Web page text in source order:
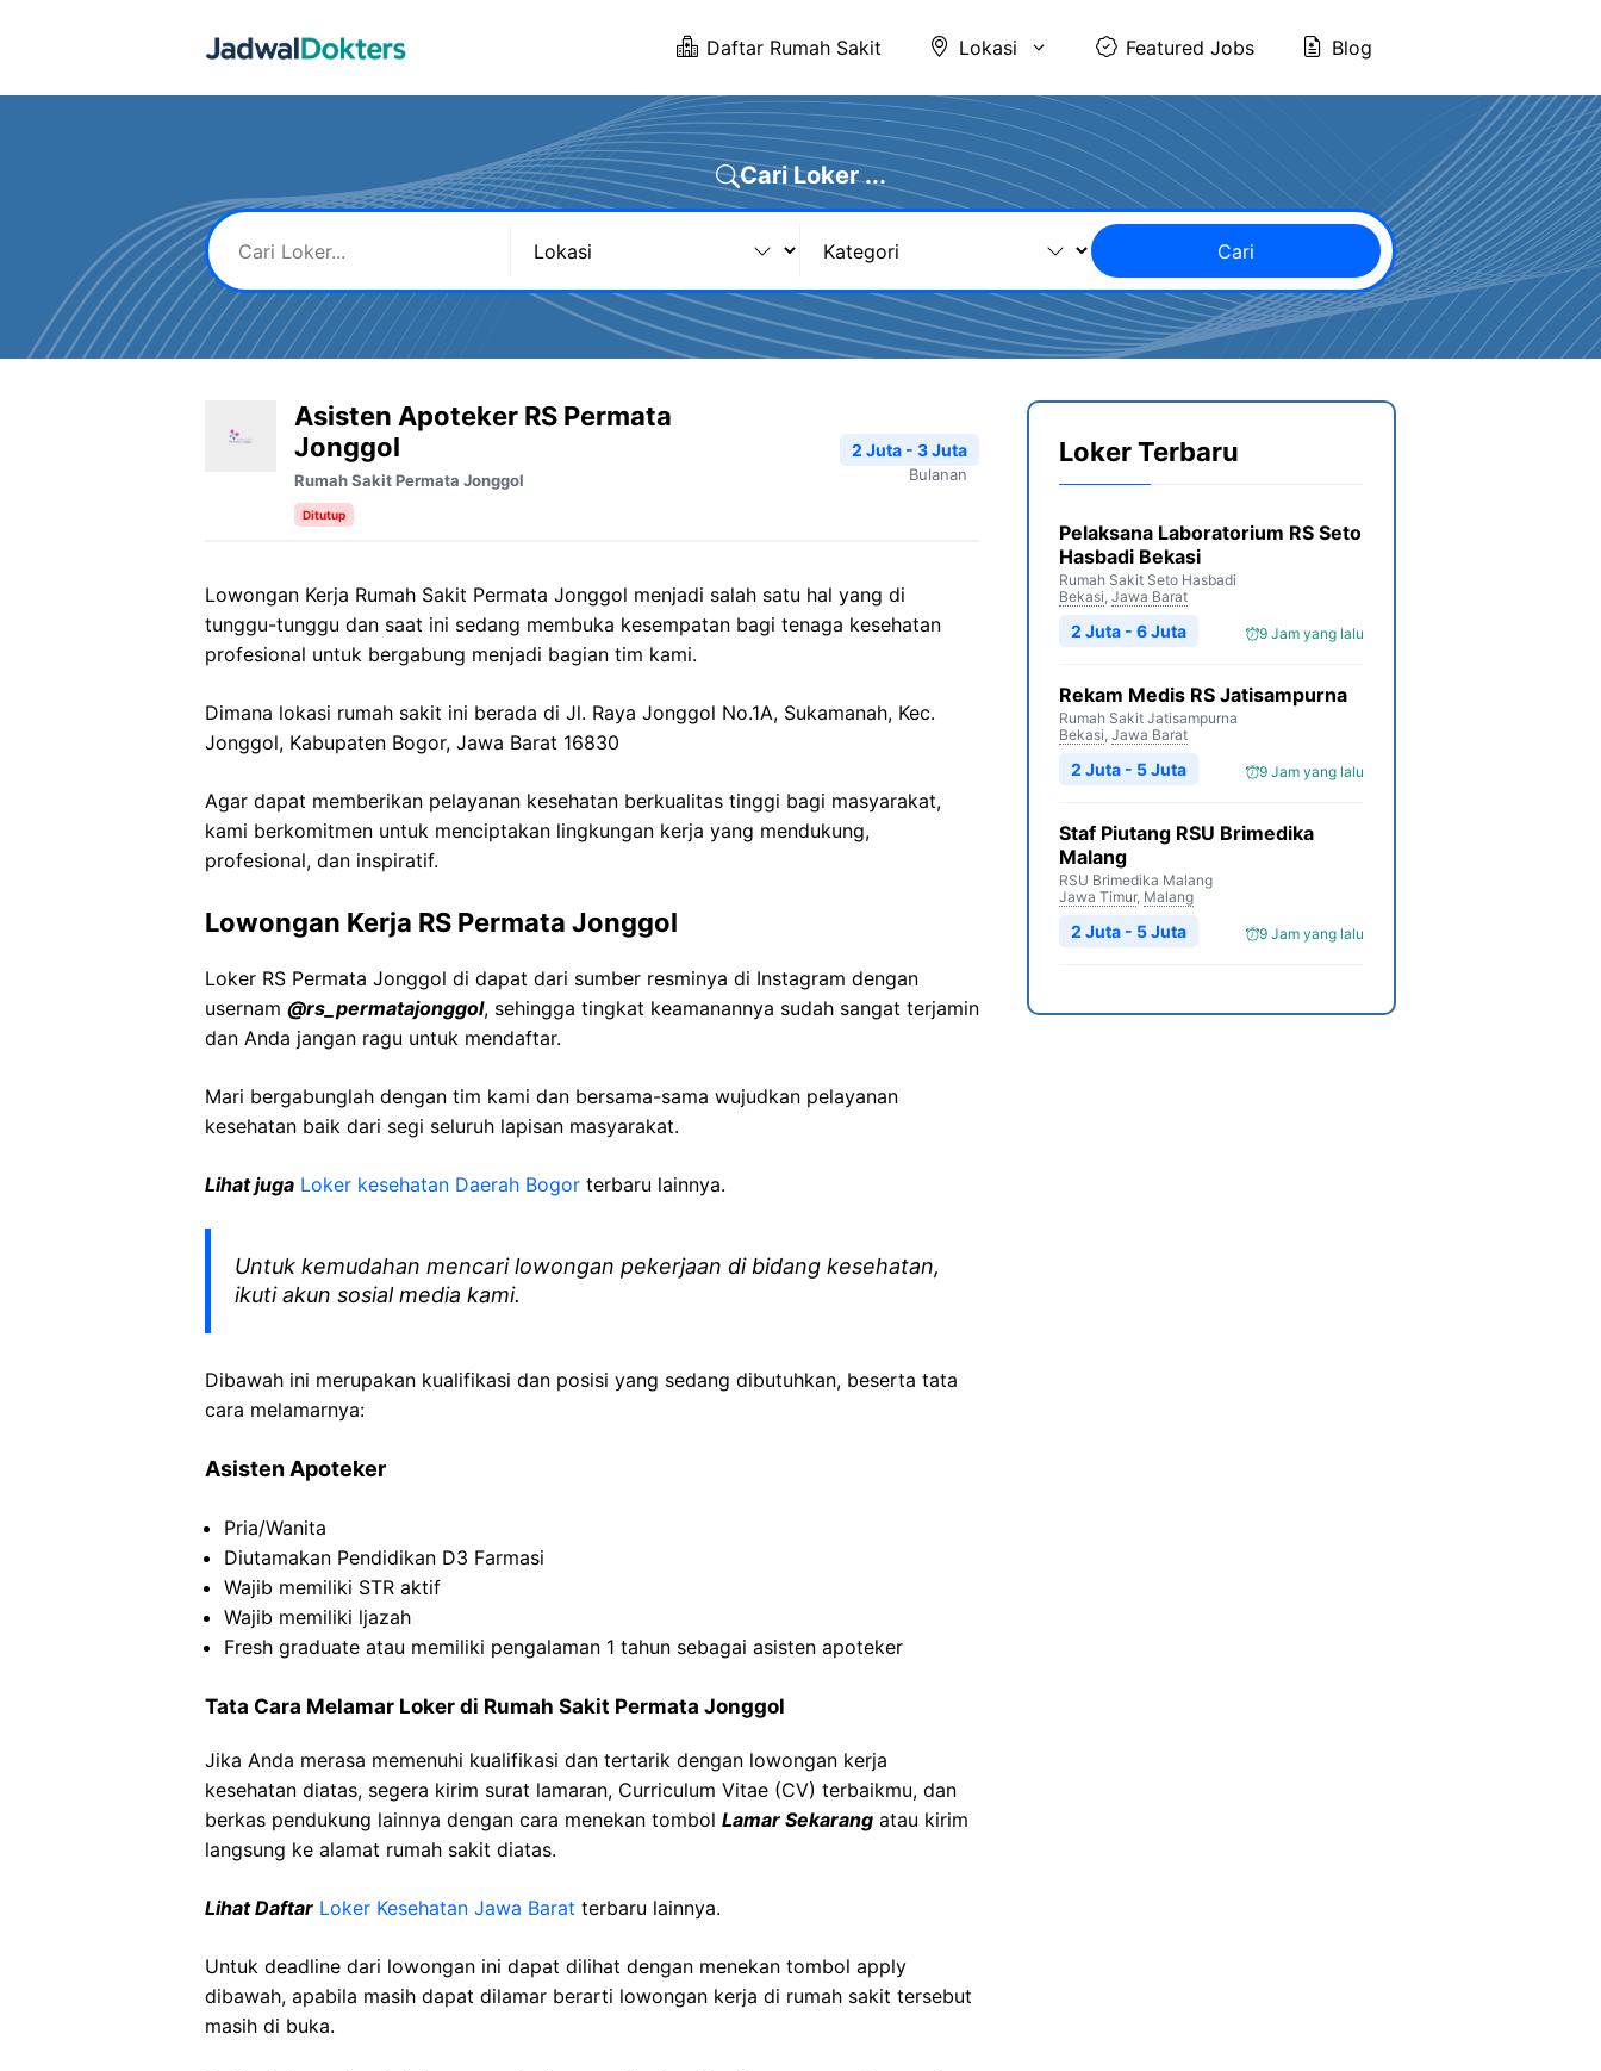
Daftar Rumah Sakit Lokasi Featured Jobs Blog
Cari Loker ...
Cari
Asisten Apoteker RS Permata
Jonggol
Rumah Sakit Permata Jonggol
Ditutup
2 Juta - 3 Juta
Bulanan
Lowongan Kerja Rumah Sakit Permata Jonggol menjadi salah satu hal yang di
tunggu-tunggu dan saat ini sedang membuka kesempatan bagi tenaga kesehatan
profesional untuk bergabung menjadi bagian tim kami.
Dimana lokasi rumah sakit ini berada di Jl. Raya Jonggol No.1A, Sukamanah, Kec.
Jonggol, Kabupaten Bogor, Jawa Barat 16830
Agar dapat memberikan pelayanan kesehatan berkualitas tinggi bagi masyarakat,
kami berkomitmen untuk menciptakan lingkungan kerja yang mendukung,
profesional, dan inspiratif.
Lowongan Kerja RS Permata Jonggol
Loker RS Permata Jonggol di dapat dari sumber resminya di Instagram dengan
usernam @rs_permatajonggol, sehingga tingkat keamanannya sudah sangat terjamin
dan Anda jangan ragu untuk mendaftar.
Mari bergabunglah dengan tim kami dan bersama-sama wujudkan pelayanan
kesehatan baik dari segi seluruh lapisan masyarakat.
Lihat juga Loker kesehatan Daerah Bogor terbaru lainnya.
Untuk kemudahan mencari lowongan pekerjaan di bidang kesehatan,
ikuti akun sosial media kami.
Dibawah ini merupakan kualifikasi dan posisi yang sedang dibutuhkan, beserta tata
cara melamarnya:
Asisten Apoteker
Pria/Wanita
Diutamakan Pendidikan D3 Farmasi
Wajib memiliki STR aktif
Wajib memiliki ljazah
Fresh graduate atau memiliki pengalaman 1 tahun sebagai asisten apoteker
Tata Cara Melamar Loker di Rumah Sakit Permata Jonggol
Jika Anda merasa memenuhi kualifikasi dan tertarik dengan lowongan kerja
kesehatan diatas, segera kirim surat lamaran, Curriculum Vitae (CV) terbaikmu, dan
berkas pendukung lainnya dengan cara menekan tombol Lamar Sekarang atau kirim
langsung ke alamat rumah sakit diatas.
Lihat Daftar Loker Kesehatan Jawa Barat terbaru lainnya.
Untuk deadline dari lowongan ini dapat dilihat dengan menekan tombol apply
dibawah, apabila masih dapat dilamar berarti lowongan kerja di rumah sakit tersebut
masih di buka.
Loker Terbaru
Pelaksana Laboratorium RS Seto
Hasbadi Bekasi
Rumah Sakit Seto Hasbadi
Bekasi, Jawa Barat
9 Jam yang lalu
2 Juta - 6 Juta
Rekam Medis RS Jatisampurna
Rumah Sakit Jatisampurna
Bekasi, Jawa Barat
9 Jam yang lalu
2 Juta - 5 Juta
Staf Piutang RSU Brimedika
Malang
RSU Brimedika Malang
Jawa Timur, Malang
9 Jam yang lalu
2 Juta - 5 Juta